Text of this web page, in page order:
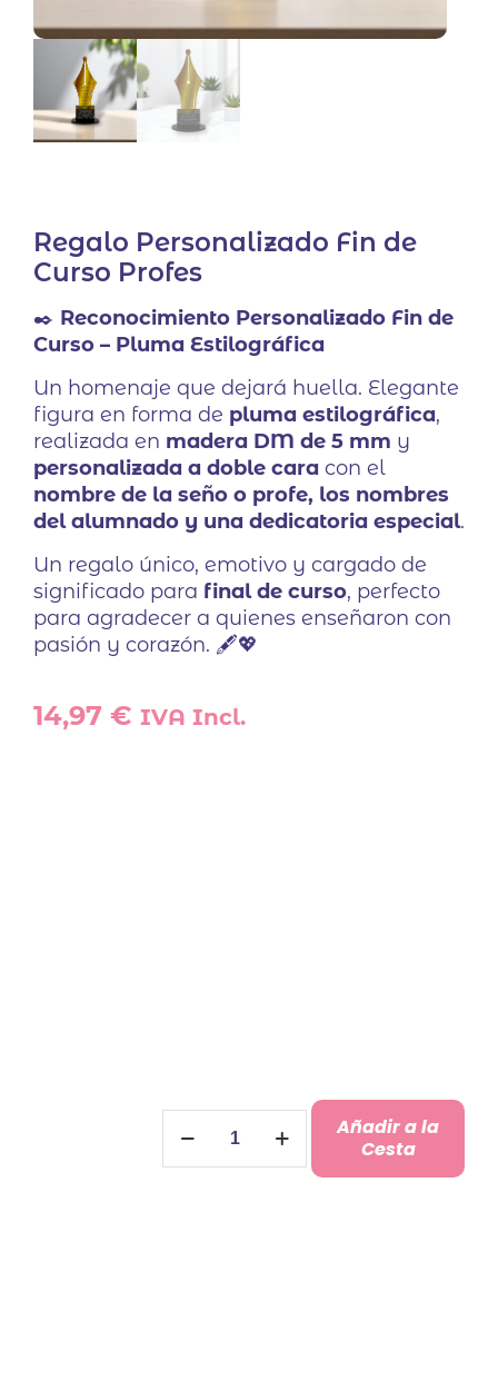
Regalo Personalizado Fin de
Curso Profes
✒️ Reconocimiento Personalizado Fin de
Curso – Pluma Estilográfica
Un homenaje que dejará huella. Elegante
figura en forma de pluma estilográfica,
realizada en madera DM de 5 mm y
personalizada a doble cara con el
nombre de la seño o profe, los nombres
del alumnado y una dedicatoria especial.
Un regalo único, emotivo y cargado de
significado para final de curso, perfecto
para agradecer a quienes enseñaron con
pasión y corazón. 🖋️💖
14,97 € IVA Incl.
Personalizado
Fin
Añadir a la
Cesta